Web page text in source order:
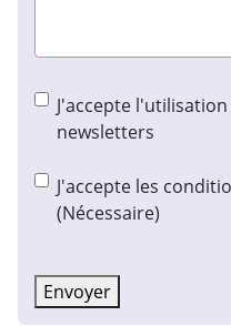
Consentement
newsletter
J'accepte
newsletters
Consentement
J'accepte les
(Nécessaire)
Envoyer